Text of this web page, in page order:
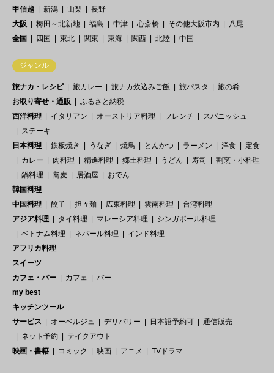
甲信越
新潟 山梨
長野
大阪
梅田～北新地 福島 中津 心斎橋 その他大阪市内
八尾
全国
四国 東北 関東 東海 関西 北陸 中国
ジャンル
旅ナカ・レシピ 旅カレー 旅ナカ炊込みご飯 旅パスタ
旅の肴
お取り寄せ・通販
ふるさと納税
西洋料理
イタリアン オーストリア料理 フレンチ
スパニッシュ
ステーキ
日本料理
鉄板焼き うなぎ 焼鳥 とんかつ ラーメン 洋食
定食
カレー
肉料理 精進料理 郷土料理 うどん 寿司
割烹・小料理
鍋料理
蕎麦 居酒屋
おでん
韓国料理
中国料理
餃子 担々麺 広東料理 雲南料理
台湾料理
アジア料理
タイ料理 マレーシア料理
シンガポール料理
ベトナム料理
ネパール料理
インド料理
アフリカ料理
スイーツ
カフェ・バー
カフェ
バー
my best
キッチンツール
サービス
オーベルジュ デリバリー 日本語予約可
通信販売
ネット予約
テイクアウト
映画・書籍
コミック 映画 アニメ TVドラマ